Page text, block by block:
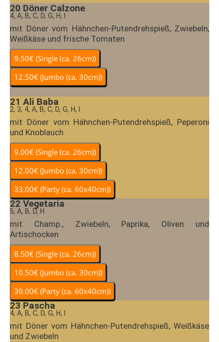
20 Döner Calzone
4, A, B, C, D, G, H, I
mit Döner vom Hähnchen-Putendrehspieß, Zwiebeln,
Weißkäse und frische Tomaten
21 Ali Baba
2, 3, 4, A, B, C, D, G, H, I
mit Döner vom Hähnchen-Putendrehspieß, Peperoni
und Knoblauch
22 Vegetaria
5, A, B, D, H
mit Champ., Zwiebeln, Paprika, Oliven und
Artischocken
23 Pascha
4, A, B, C, D, G, H, I
mit Döner vom Hähnchen-Putendrehspieß, Weißkäse
und Zwiebeln